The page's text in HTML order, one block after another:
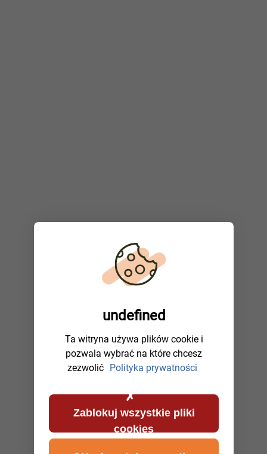
undefined
Ta witryna używa plików cookie i
pozwala wybrać na które chcesz
zezwolić Polityka prywatności
Zablokuj wszystkie pliki
cookies